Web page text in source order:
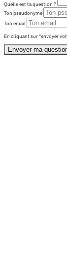
Quelle est ta question ?
Ton pseudonyme
Ton email
En cliquant sur "envoyer
Envoyer ma